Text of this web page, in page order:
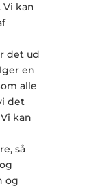
Vi kan
det ud
en
alle
det
kan
så
og